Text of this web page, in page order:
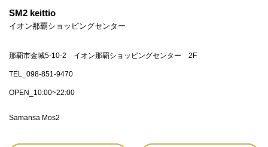
SM2 keittio
イオン那覇ショッピングセンター
那覇市金城5-10-2 イオン那覇ショッピングセンター 2F
TEL_098-851-9470
OPEN_10:00~22:00
Samansa Mos2